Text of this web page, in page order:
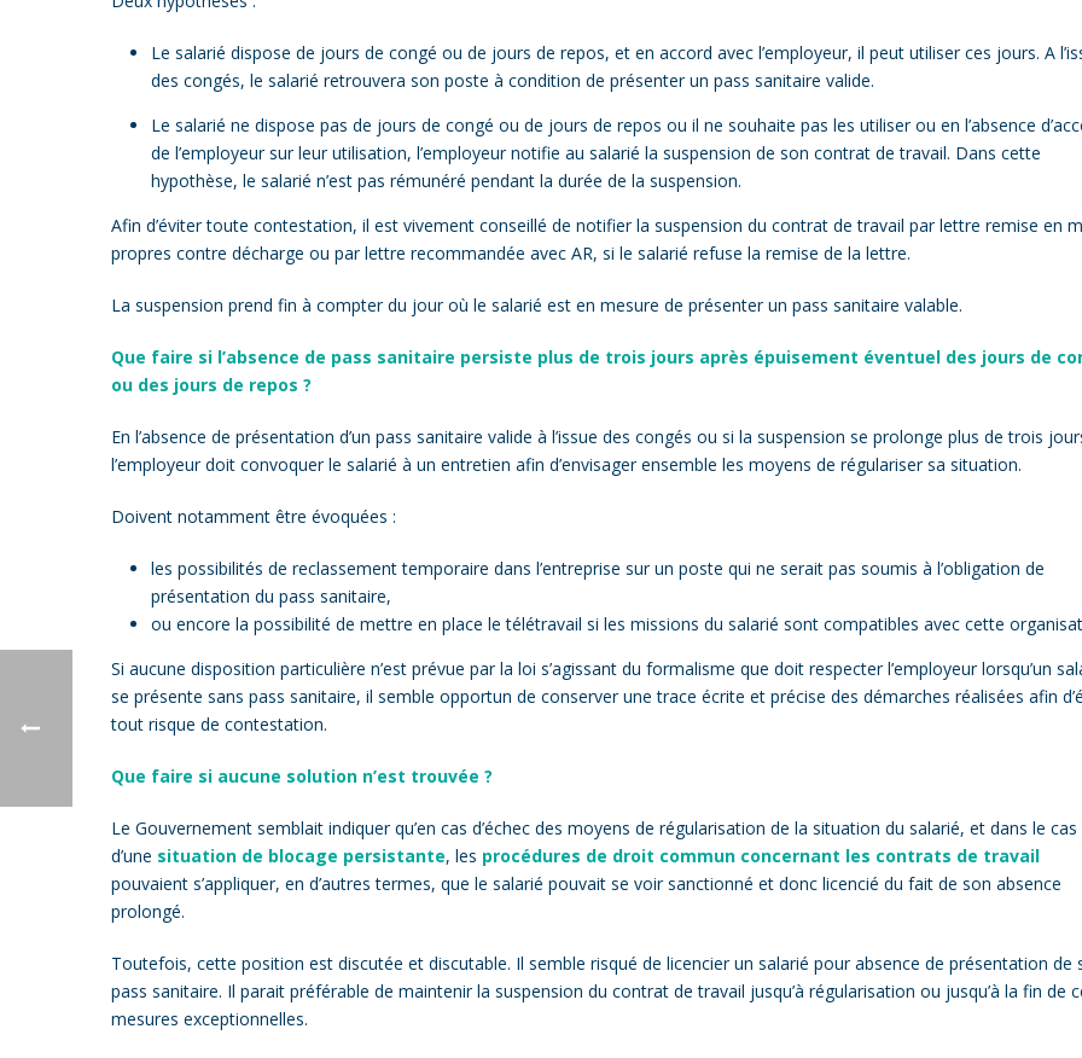
Le salarié dispose de jours de congé ou de jours de repos, et en accord avec l’employeur, il peut utiliser ces jours. A
des congés, le salarié retrouvera son poste à condition de présenter un pass sanitaire valide.
Le salarié ne dispose pas de jours de congé ou de jours de repos ou il ne souhaite pas les utiliser ou en l’absence
de l’employeur sur leur utilisation, l’employeur notifie au salarié la suspension de son contrat de travail. Dans cette
hypothèse, le salarié n’est pas rémunéré pendant la durée de la suspension.
Afin d’éviter toute contestation, il est vivement conseillé de notifier la suspension du contrat de travail par lettre remise en
propres contre décharge ou par lettre recommandée avec AR, si le salarié refuse la remise de la lettre.
La suspension prend fin à compter du jour où le salarié est en mesure de présenter un pass sanitaire valable.
Que faire si l’absence de pass sanitaire persiste plus de trois jours après épuisement éventuel des jours de
ou des jours de repos ?
En l’absence de présentation d’un pass sanitaire valide à l’issue des congés ou si la suspension se prolonge plus de trois
l’employeur doit convoquer le salarié à un entretien afin d’envisager ensemble les moyens de régulariser sa situation.
Doivent notamment être évoquées :
les possibilités de reclassement temporaire dans l’entreprise sur un poste qui ne serait pas soumis à l’obligation de
présentation du pass sanitaire,
ou encore la possibilité de mettre en place le télétravail si les missions du salarié sont compatibles avec cette
Si aucune disposition particulière n’est prévue par la loi s’agissant du formalisme que doit respecter l’employeur lorsqu’un
se présente sans pass sanitaire, il semble opportun de conserver une trace écrite et précise des démarches réalisées afin
tout risque de contestation.
Que faire si aucune solution n’est trouvée ?
Le Gouvernement semblait indiquer qu’en cas d’échec des moyens de régularisation de la situation du salarié, et dans le cas
d’une situation de blocage persistante, les procédures de droit commun concernant les contrats de travail
pouvaient s’appliquer, en d’autres termes, que le salarié pouvait se voir sanctionné et donc licencié du fait de son absence
prolongé.
Toutefois, cette position est discutée et discutable. Il semble risqué de licencier un salarié pour absence de présentation de
pass sanitaire. Il parait préférable de maintenir la suspension du contrat de travail jusqu’à régularisation ou jusqu’à la fin de
mesures exceptionnelles.